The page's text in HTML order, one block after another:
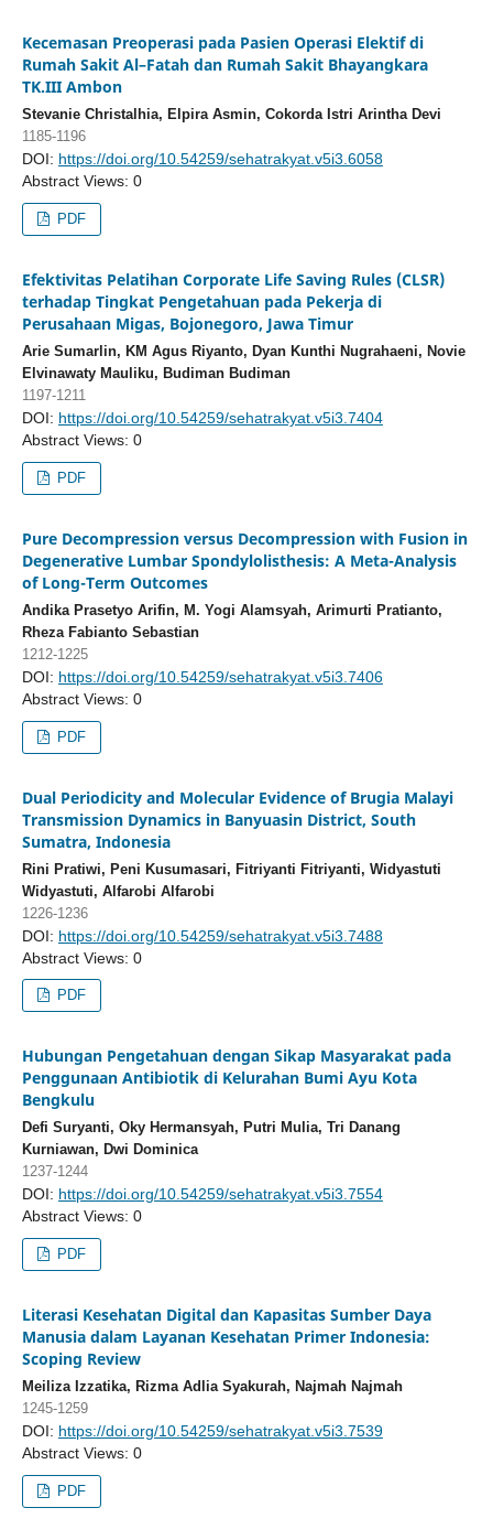
Kecemasan Preoperasi pada Pasien Operasi Elektif di
Rumah Sakit Al–Fatah dan Rumah Sakit Bhayangkara
TK.III Ambon
Stevanie Christalhia, Elpira Asmin, Cokorda Istri Arintha Devi
1185-1196
DOI: https://doi.org/10.54259/sehatrakyat.v5i3.6058
Abstract Views: 0
PDF
Efektivitas Pelatihan Corporate Life Saving Rules (CLSR)
terhadap Tingkat Pengetahuan pada Pekerja di
Perusahaan Migas, Bojonegoro, Jawa Timur
Arie Sumarlin, KM Agus Riyanto, Dyan Kunthi Nugrahaeni, Novie
Elvinawaty Mauliku, Budiman Budiman
1197-1211
DOI: https://doi.org/10.54259/sehatrakyat.v5i3.7404
Abstract Views: 0
PDF
Pure Decompression versus Decompression with Fusion in
Degenerative Lumbar Spondylolisthesis: A Meta-Analysis
of Long-Term Outcomes
Andika Prasetyo Arifin, M. Yogi Alamsyah, Arimurti Pratianto,
Rheza Fabianto Sebastian
1212-1225
DOI: https://doi.org/10.54259/sehatrakyat.v5i3.7406
Abstract Views: 0
PDF
Dual Periodicity and Molecular Evidence of Brugia Malayi
Transmission Dynamics in Banyuasin District, South
Sumatra, Indonesia
Rini Pratiwi, Peni Kusumasari, Fitriyanti Fitriyanti, Widyastuti
Widyastuti, Alfarobi Alfarobi
1226-1236
DOI: https://doi.org/10.54259/sehatrakyat.v5i3.7488
Abstract Views: 0
PDF
Hubungan Pengetahuan dengan Sikap Masyarakat pada
Penggunaan Antibiotik di Kelurahan Bumi Ayu Kota
Bengkulu
Defi Suryanti, Oky Hermansyah, Putri Mulia, Tri Danang
Kurniawan, Dwi Dominica
1237-1244
DOI: https://doi.org/10.54259/sehatrakyat.v5i3.7554
Abstract Views: 0
PDF
Literasi Kesehatan Digital dan Kapasitas Sumber Daya
Manusia dalam Layanan Kesehatan Primer Indonesia:
Scoping Review
Meiliza Izzatika, Rizma Adlia Syakurah, Najmah Najmah
1245-1259
DOI: https://doi.org/10.54259/sehatrakyat.v5i3.7539
Abstract Views: 0
PDF